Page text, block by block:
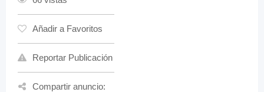
Añadir a Favoritos
Reportar Publicación
Compartir anuncio: